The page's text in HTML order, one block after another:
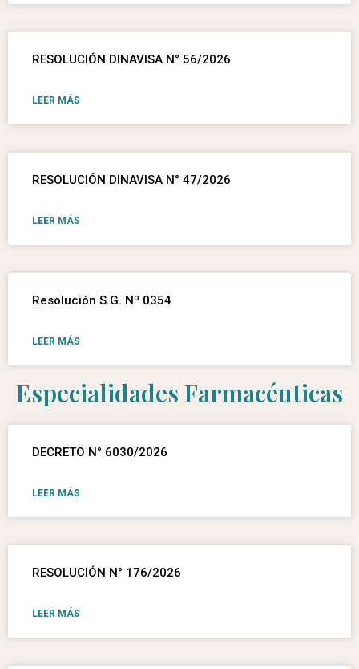
RESOLUCIÓN DINAVISA N° 56/2026
LEER MÁS
RESOLUCIÓN DINAVISA N° 47/2026
LEER MÁS
Resolución S.G. Nº 0354
LEER MÁS
Especialidades Farmacéuticas
DECRETO N° 6030/2026
LEER MÁS
RESOLUCIÓN N° 176/2026
LEER MÁS